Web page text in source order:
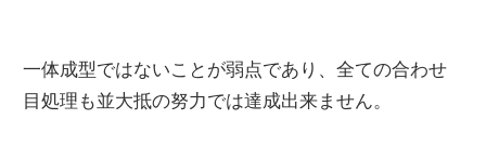
一体成型ではないことが弱点であり、全ての合わせ
目処理も並大抵の努力では達成出来ません。